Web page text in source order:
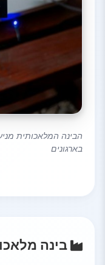
הבינה המלאכותית
בארגונים
בינה